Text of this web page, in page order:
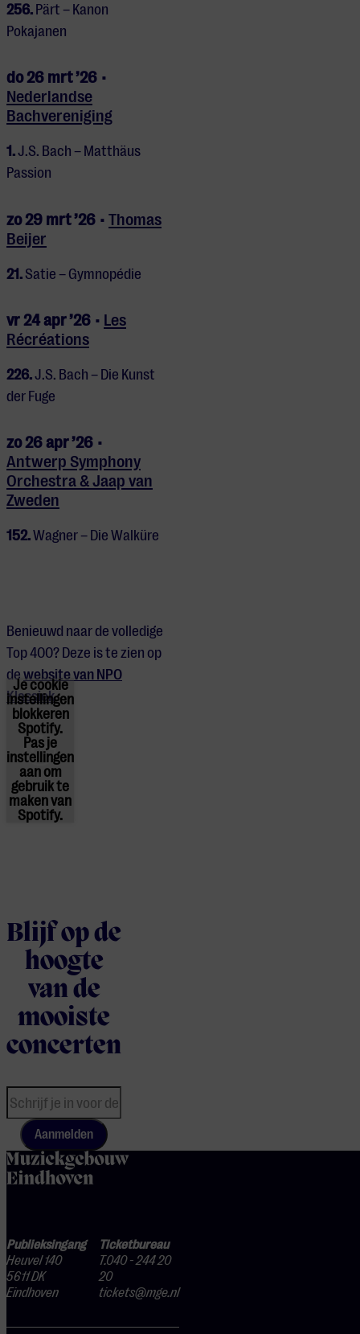
256. Pärt – Kanon
Pokajanen
do 26 mrt ’26 •
Nederlandse
Bachvereniging
1.J.S. Bach – Matthäus
Passion
zo 29 mrt ’26 • Thomas
Beijer
21. Satie – Gymnopédie
vr 24 apr ’26 • Les
Récréations
226.J.S. Bach – Die Kunst
der Fuge
zo 26 apr ’26 •
Antwerp Symphony
Orchestra & Jaap van
Zweden
152.Wagner – Die Walküre
Benieuwd naar de volledige
Top 400? Deze is te zien op
de website van NPO
Klassiek.
Je cookie
instellingen
blokkeren
Spotify.
Pas je
instellingen
aan om
gebruik te
maken van
Spotify.
Blijf op de
hoogte
van de
mooiste
concerten
Aanmelden
Publieksingang
Heuvel 140
5611 DK
Eindhoven
Ticketbureau
T.040 - 244 20
20
tickets@mge.nl